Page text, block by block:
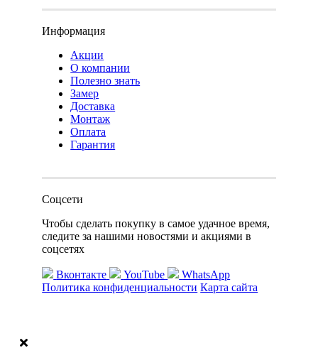
Информация
Акции
О компании
Полезно знать
Замер
Доставка
Монтаж
Оплата
Гарантия
Соцсети
Чтобы сделать покупку в самое удачное время,
следите за нашими новостями и акциями в
соцсетях
Вконтакте YouTube
WhatsApp
Политика конфиденциальности Карта сайта